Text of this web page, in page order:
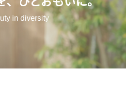
in diversity